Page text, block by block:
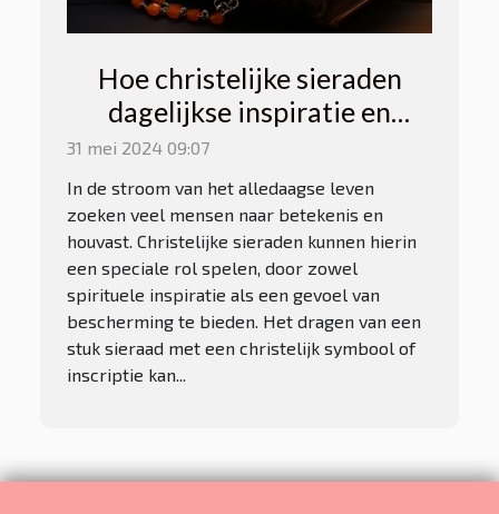
Hoe christelijke sieraden
dagelijkse inspiratie en
bescherming bieden
31 mei 2024 09:07
In de stroom van het alledaagse leven
zoeken veel mensen naar betekenis en
houvast. Christelijke sieraden kunnen hierin
een speciale rol spelen, door zowel
spirituele inspiratie als een gevoel van
bescherming te bieden. Het dragen van een
stuk sieraad met een christelijk symbool of
inscriptie kan...